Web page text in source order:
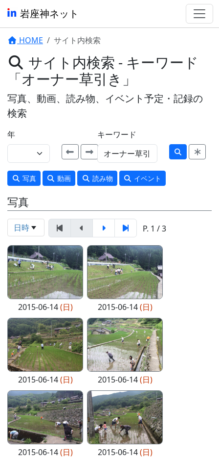
岩座神ネット
HOME サイト内検索
サイト内検索 - キーワード
「オーナー草引き」
写真、動画、読み物、イベント予定・記録の
検索
年 キーワード
写真 動画 読み物 イベント
写真
日時 P. 1 / 3
2015-06-14(日) 2015-06-14(日)
2015-06-14(日) 2015-06-14(日)
2015-06-14(日) 2015-06-14(日)